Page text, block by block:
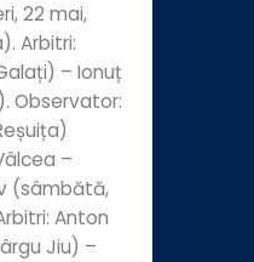
22 mai,
Arbitri:
– Ionuț
Observator:
–
(sâmbătă,
Anton
Jiu) –